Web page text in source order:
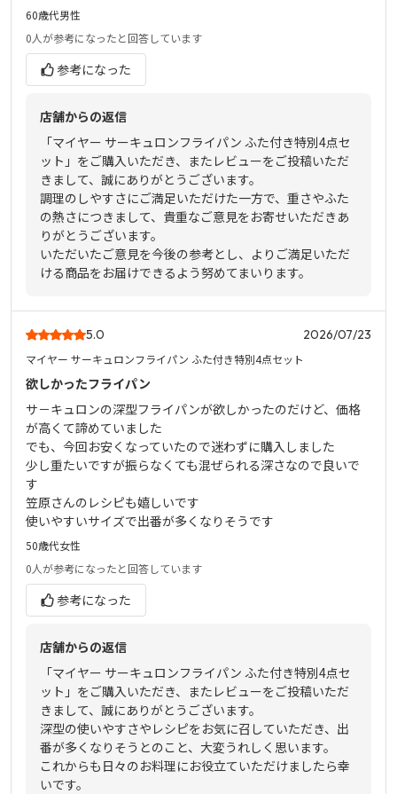
60歳代男性
0人が参考になったと回答しています
参考になった
店舗からの返信
「マイヤー サーキュロンフライパン ふた付き特別4点セ
ット」をご購入いただき、またレビューをご投稿いただ
きまして、誠にありがとうございます。
調理のしやすさにご満足いただけた一方で、重さやふた
の熱さにつきまして、貴重なご意見をお寄せいただきあ
りがとうございます。
いただいたご意見を今後の参考とし、よりご満足いただ
ける商品をお届けできるよう努めてまいります。
5.0 2026/07/23
マイヤー サーキュロンフライパン ふた付き特別4点セット
欲しかったフライパン
サ－キュロンの深型フライパンが欲しかったのだけど、価格
が高くて諦めていました
でも、今回お安くなっていたので迷わずに購入しました
少し重たいですが振らなくても混ぜられる深さなので良いで
す
笠原さんのレシピも嬉しいです
使いやすいサイズで出番が多くなりそうです
50歳代女性
0人が参考になったと回答しています
参考になった
店舗からの返信
「マイヤー サーキュロンフライパン ふた付き特別4点セ
ット」をご購入いただき、またレビューをご投稿いただ
きまして、誠にありがとうございます。
深型の使いやすさやレシピをお気に召していただき、出
番が多くなりそうとのこと、大変うれしく思います。
これからも日々のお料理にお役立ていただけましたら幸
いです。